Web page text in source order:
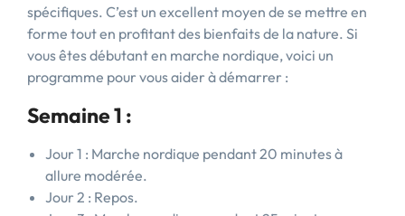
spécifiques. C’est un excellent moyen de se mettre en
forme tout en profitant des bienfaits de la nature. Si
vous êtes débutant en marche nordique, voici un
programme pour vous aider à démarrer :
Semaine 1 :
Jour 1 : Marche nordique pendant 20 minutes à
allure modérée.
Jour 2 : Repos.